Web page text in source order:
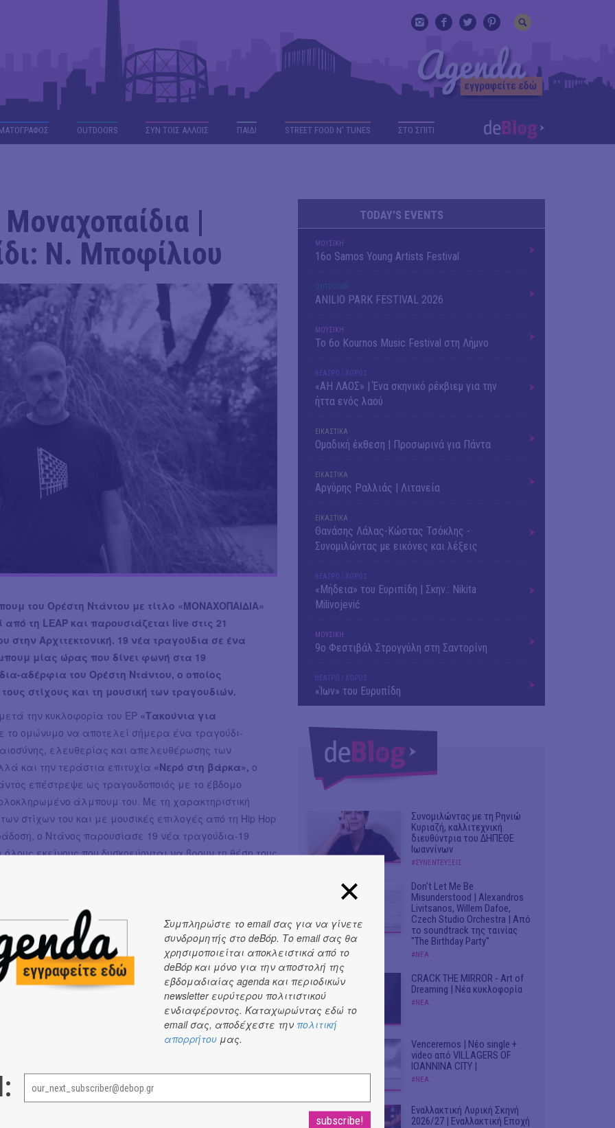
OUTDΟORS ΣΥΝ ΤΟΙΣ ΑΛΛΟΙΣ ΠΑΙΔΙ STREET FOOD N' TUNES ΣΤΟ ΣΠΙΤΙ
|
Ν. Μποφίλιου
του Ορέστη Ντάντου με τίτλο «ΜΟΝΑΧΟΠΑΙΔΙΑ»
τη LEAP και παρουσιάζεται live στις 21
στην Αρχιτεκτονική. 19 νέα τραγούδια σε ένα
μίας ώρας που δίνει φωνή στα 19
αδέρφια του Ορέστη Ντάντου, ο οποίος
στίχους και τη μουσική των τραγουδιών.
την κυκλοφορία του ΕP «Τακούνια για
το ομώνυμο να αποτελεί σήμερα ένα τραγούδι-
ελευθερίας και απελευθέρωσης των
και την τεράστια επιτυχία «Νερό στη βάρκα», ο
επέστρεψε ως τραγουδοποιός με το έβδομο
άλμπουμ του. Με τη χαρακτηριστική
στίχων του και με μουσικές επιλογές από τη Hip Hop
ο Ντάνος παρουσίασε 19 νέα τραγούδια-19
όλους εκείνους που δυσκοεύονται να βρουν τη θέση τους
και βιωματικό, το νέο άλμπουμ του Ορέστη
ένα οικείο κάλεσμα σε όλους εκείνους που ζουν
μοναχικά, διαφορετικά. Σε εκείνους τους
που έχουν ανάγκη να βρουν τη δική τους οικογένεια
να αλλάξουν.
τα αληθινά ΜΟΝΑΧΟΠΑΙΔΙΑ για τα οποία μιλάει το
είναι η οικογένεια που ψάχνει ο Ντάντος. Αυτός
είναι η απάντηση του Ντάντου στην
TODAY'S EVENTS
ΜΟΥΣΙΚΗ
16o Samos Young Artists Festival
OUTDΟORS
ANILIO PARK FESTIVAL 2026
ΜΟΥΣΙΚΗ
Το 6ο Kournos Music Festival στη Λήμνο
ΘΕΑΤΡΟ / ΧΟΡΟΣ
«ΑΗ ΛΑΟΣ» | Ένα σκηνικό ρέκβιεμ για την
ήττα ενός λαού
ΕΙΚΑΣΤΙΚΑ
Ομαδική έκθεση | Προσωρινά για Πάντα
ΕΙΚΑΣΤΙΚΑ
Αργύρης Ραλλιάς | Λιτανεία
ΕΙΚΑΣΤΙΚΑ
Θανάσης Λάλας-Κώστας Τσόκλης -
Συνομιλώντας με εικόνες και λέξεις
ΘΕΑΤΡΟ / ΧΟΡΟΣ
«Μήδεια» του Ευριπίδη | Σκην.: Nikita
Milivojević
ΜΟΥΣΙΚΗ
9o Φεστιβάλ Στρογγύλη στη Σαντορίνη
ΘΕΑΤΡΟ / ΧΟΡΟΣ
«Ίων» του Ευρυπίδη
Συνομιλώντας με τη Ρηνιώ
Κυριαζή, καλλιτεχνική
διευθύντρια του ΔΗΠΕΘΕ
Ιωαννίνων
#ΣΥΝΕΝΤΕΥΞΕΙΣ
Don't Let Me Be
Misunderstood | Alexandros
Livitsanos, Willem Dafoe,
Czech Studio Orchestra | Από
το soundtrack της ταινίας
"The Birthday Party"
#ΝΕΑ
CRACK THE MIRROR - Art of
Dreaming | Νέα κυκλοφορία
#ΝΕΑ
Venceremos | Νέο single +
video από VILLAGERS OF
IOANNINA CITY |
#ΝΕΑ
Εναλλακτική Λυρική Σκηνή
2026/27 | Εναλλακτική Εποχή
Συμπληρώστε το email σας για να γίνετε
συνδρομητής στο deBόp. Το email σας θα
χρησιμοποιείται αποκλειστικά από το
deBόp και μόνο για την αποστολή της
εβδομαδιαίας agenda και περιοδικών
newsletter ευρύτερου πολιτιστικού
ενδιαφέροντος. Καταχωρώντας εδώ το
email σας, αποδέχεστε την πολιτική
απορρήτου μας.